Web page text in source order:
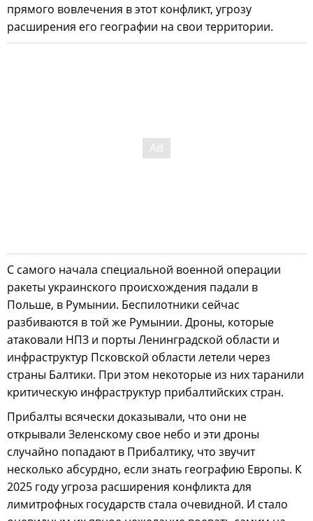
прямого вовлечения в этот конфликт, угрозу
расширения его географии на свои территории.
С самого начала специальной военной операции
ракеты украинского происхождения падали в
Польше, в Румынии. Беспилотники сейчас
разбиваются в той же Румынии. Дроны, которые
атаковали НПЗ и порты Ленинградской области и
инфраструктур Псковской области летели через
страны Балтики. При этом некоторые из них таранили
критическую инфраструктур прибалтийских стран.
Прибалты всячески доказывали, что они не
открывали Зеленскому свое небо и эти дроны
случайно попадают в Прибалтику, что звучит
несколько абсурдно, если знать географию Европы. К
2025 году угроза расширения конфликта для
лимитрофных государств стала очевидной. И стало